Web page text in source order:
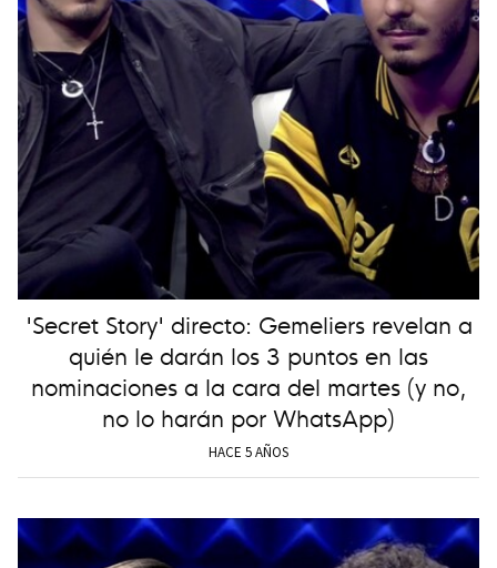
'Secret Story' directo: Gemeliers revelan a
quién le darán los 3 puntos en las
nominaciones a la cara del martes (y no,
no lo harán por WhatsApp)
HACE 5 AÑOS